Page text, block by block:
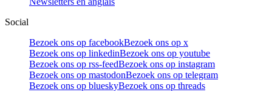
Social
Bezoek ons op facebookBezoek ons op x
Bezoek ons op linkedinBezoek ons op youtube
Bezoek ons op rss-feedBezoek ons op instagram
Bezoek ons op mastodonBezoek ons op telegram
Bezoek ons op blueskyBezoek ons op threads